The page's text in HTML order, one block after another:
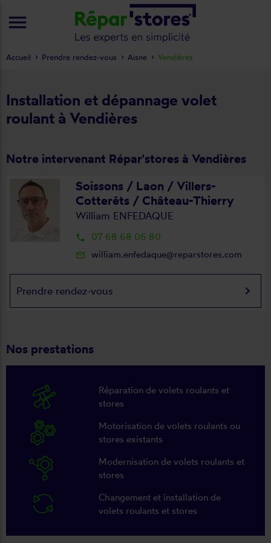
Installation et dépannage volet
roulant à Vendières
Notre intervenant Répar'stores à Vendières
Soissons / Laon / Villers-
Cotterêts / Château-Thierry
William ENFEDAQUE
local_phone 07 68 68 06 80
mail_outline william.enfedaque@reparstores.com
Prendre rendez-vous keyboard_arrow_right
Nos prestations
Réparation de volets roulants et
stores
Motorisation de volets roulants ou
stores existants
Modernisation de volets roulants et
stores
Changement et installation de
volets roulants et stores
Accueil Prendre rendez-vous Aisne Vendières
menu